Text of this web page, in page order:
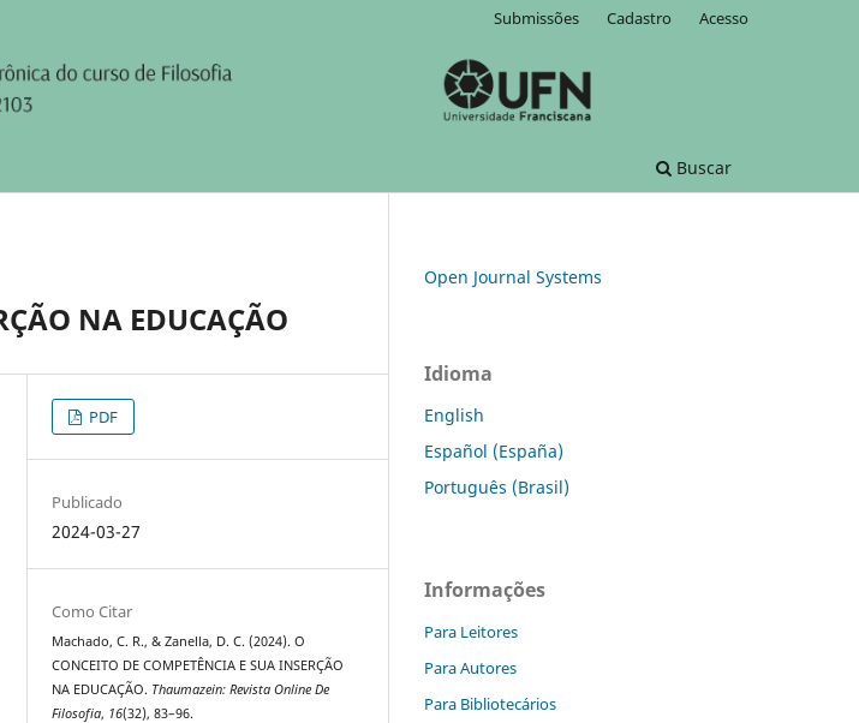
Buscar
Submissões Cadastro Acesso
NA EDUCAÇÃO
PDF
Publicado
2024-03-27
Como Citar
Machado, C. R., & Zanella, D. C. (2024). O
CONCEITO DE COMPETÊNCIA E SUA INSERÇÃO
NA EDUCAÇÃO. Thaumazein: Revista Online De
Filosofia, 16(32), 83–96.
Open Journal Systems
Idioma
English
Español (España)
Português (Brasil)
Informações
Para Leitores
Para Autores
Para Bibliotecários